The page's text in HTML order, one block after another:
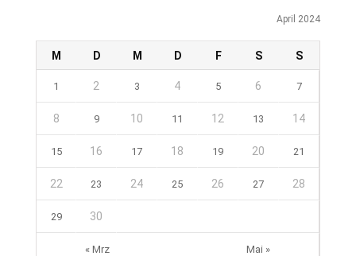
April 2024
M D M D F S S
« Mrz Mai »
1 2 3 4 5 6 7
8 9 10 11 12 13 14
15 16 17 18 19 20 21
22 23 24 25 26 27 28
29 30